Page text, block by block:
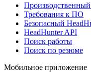
Производственный
Требования к ПО
Безопасный
HeadHunter API
Поиск работы
Поиск по резюме
Мобильное приложение